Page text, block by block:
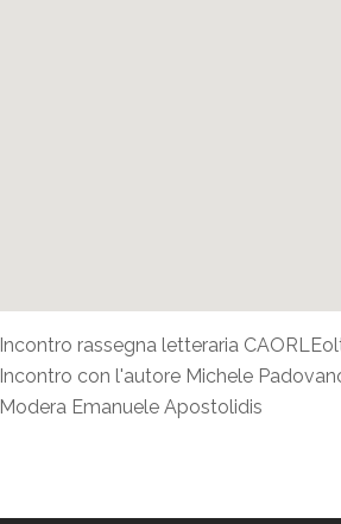
Incontro rassegna letteraria
Incontro con l'autore Michele
Modera Emanuele Apostolidis